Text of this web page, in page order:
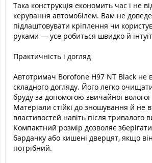
Така конструкція економить час і не
керування автомобілем. Вам не
підлаштовувати кріплення чи
руками — усе робиться швидко й
Практичність і догляд
Автотримач Borofone H97 NT Black не
складного догляду. Його легко
бруду за допомогою звичайної вологої
Матеріали стійкі до зношування й не
властивостей навіть після тривалого
Компактний розмір дозволяє
бардачку або кишені дверцят, якщо
потрібний.